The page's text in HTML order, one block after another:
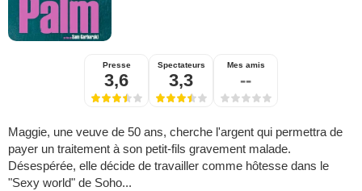
Presse
3,6
Spectateurs
3,3
Mes amis
--
Maggie, une veuve de 50 ans, cherche l'argent qui permettra de
payer un traitement à son petit-fils gravement malade.
Désespérée, elle décide de travailler comme hôtesse dans le
"Sexy world" de Soho...